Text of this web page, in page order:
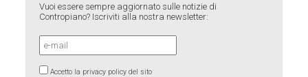
Vuoi essere sempre aggiornato sulle notizie di
Contropiano? Iscriviti alla nostra newsletter:
Accetto la privacy policy del sito